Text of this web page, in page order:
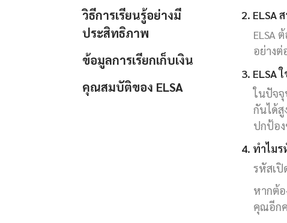
วิธีการเรียนรู้อย่างมี
ประสิทธิภาพ
ข้อมูลการเรียกเก็บเงิน
คุณสมบัติของ ELSA
2. ELSA
ELSA
อย่างต่
3. ELSA
ในปัจ
กันได้
ปกป้อ
4. ทำไมร
รหัสเปิ
หากต้อ
คุณอีก